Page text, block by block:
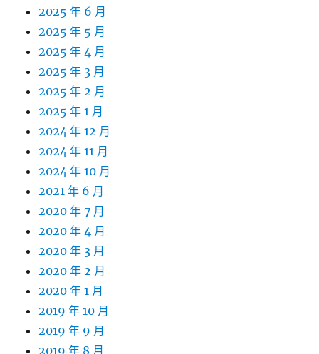
2025 年 6 月
2025 年 5 月
2025 年 4 月
2025 年 3 月
2025 年 2 月
2025 年 1 月
2024 年 12 月
2024 年 11 月
2024 年 10 月
2021 年 6 月
2020 年 7 月
2020 年 4 月
2020 年 3 月
2020 年 2 月
2020 年 1 月
2019 年 10 月
2019 年 9 月
2019 年 8 月